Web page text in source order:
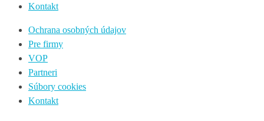
Kontakt
Ochrana osobných údajov
Pre firmy
VOP
Partneri
Súbory cookies
Kontakt